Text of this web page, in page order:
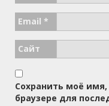
Email *
Сайт
Сохранить моё
браузере для